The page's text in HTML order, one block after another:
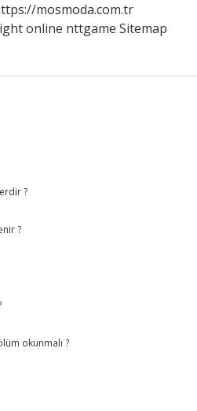
mosmoda.com.tr
online nttgame Sitemap
?
?
okunmalı ?